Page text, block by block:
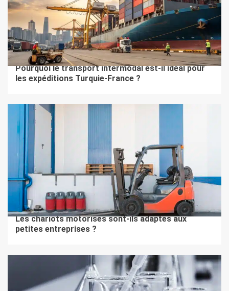
5 min de lecture
BTOB
Pourquoi le transport intermodal est-il idéal pour
les expéditions Turquie-France ?
2 min de lecture
BTOB
Les chariots motorisés sont-ils adaptés aux
petites entreprises ?